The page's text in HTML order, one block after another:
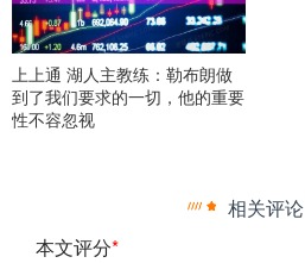
上上通 湖人主教练：勒布朗做
到了我们要求的一切，他的重要
性不容忽视
相关评论
本文评分*